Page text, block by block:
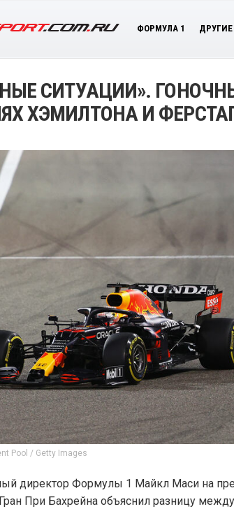
ФОРМУЛА 1
СИТУАЦИИ».
ХЭМИЛТОНА И
Pool / Getty Images
директор Формулы 1 Майкл Маси на
При Бахрейна объяснил разницу